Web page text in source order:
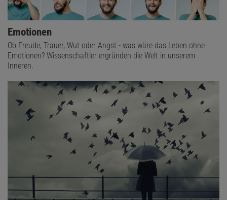
Emotionen
Ob Freude, Trauer, Wut oder Angst - was wäre das Leben ohne
Emotionen? Wissenschaftler ergründen die Welt in unserem
Inneren.